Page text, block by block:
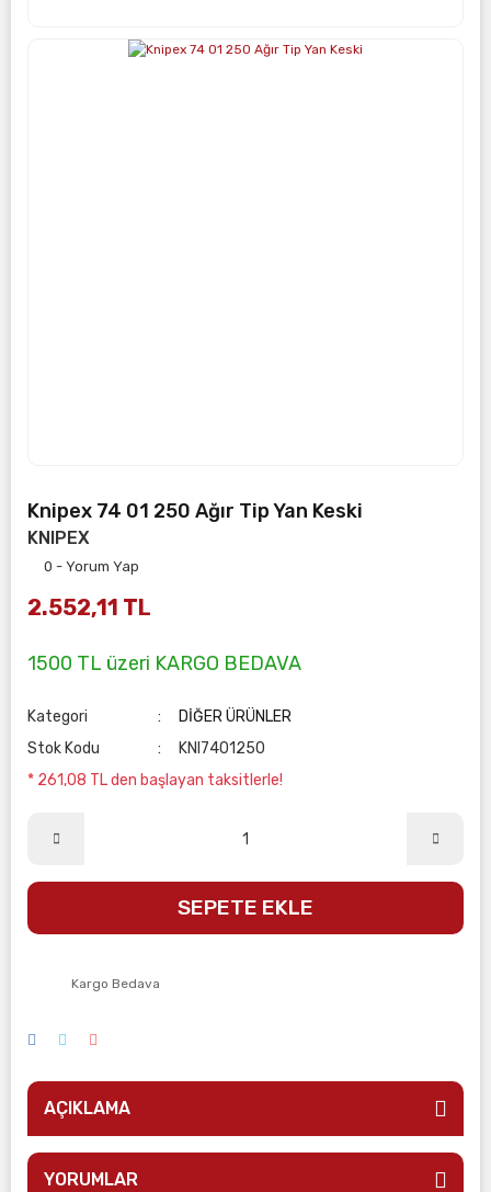
Knipex 74 01 250 Ağır Tip Yan Keski
KNIPEX
0 - Yorum Yap
2.552,11 TL
1500 TL üzeri KARGO BEDAVA
Kategori
DİĞER ÜRÜNLER
Stok Kodu
KNI7401250
* 261,08 TL den başlayan taksitlerle!
SEPETE EKLE
Kargo Bedava
AÇIKLAMA
YORUMLAR